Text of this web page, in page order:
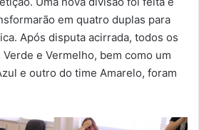
em quatro duplas para
Após disputa acirrada, todos os
e Vermelho, bem como um
e outro do time Amarelo, foram